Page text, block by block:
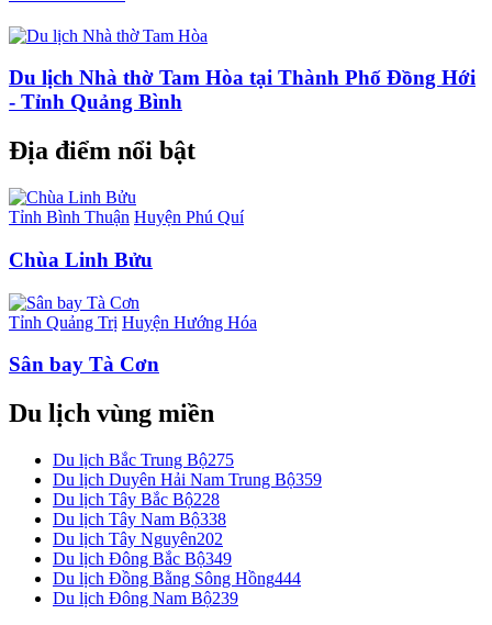
Du lịch Nhà thờ Tam Hòa tại Thành Phố Đồng Hới
- Tỉnh Quảng Bình
Địa điểm nổi bật
Tỉnh Bình Thuận Huyện Phú Quí
Chùa Linh Bửu
Tỉnh Quảng Trị Huyện Hướng Hóa
Sân bay Tà Cơn
Du lịch vùng miền
Du lịch Bắc Trung Bộ275
Du lịch Duyên Hải Nam Trung Bộ359
Du lịch Tây Bắc Bộ228
Du lịch Tây Nam Bộ338
Du lịch Tây Nguyên202
Du lịch Đông Bắc Bộ349
Du lịch Đồng Bằng Sông Hồng444
Du lịch Đông Nam Bộ239